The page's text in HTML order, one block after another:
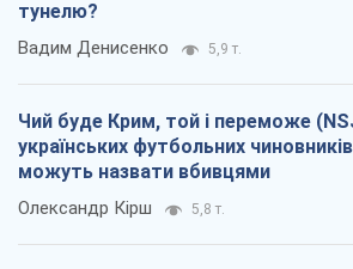
тунелю?
Вадим Денисенко 5,9 т.
Чий буде Крим, той і переможе
українських футбольних чиновників
можуть назвати вбивцями
Олександр Кірш 5,8 т.